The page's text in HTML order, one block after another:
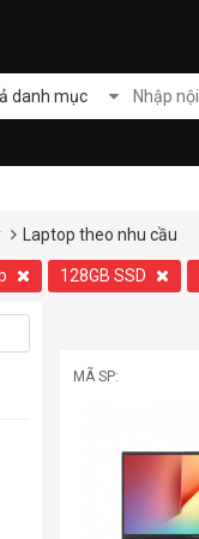
danh mục
Laptop theo nhu cầu
128GB SSD
MÃ SP: